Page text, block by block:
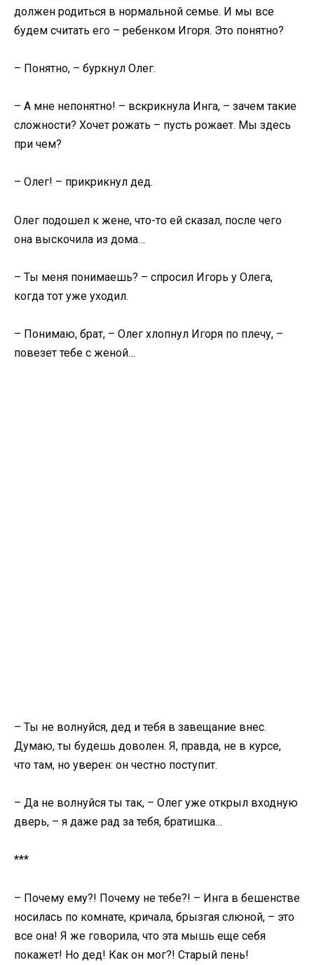
должен родиться в нормальной семье. И мы все
будем считать его – ребенком Игоря. Это понятно?
– Понятно, – буркнул Олег.
– А мне непонятно! – вскрикнула Инга, – зачем такие
сложности? Хочет рожать – пусть рожает. Мы здесь
при чем?
– Олег! – прикрикнул дед.
Олег подошел к жене, что-то ей сказал, после чего
она выскочила из дома…
– Ты меня понимаешь? – спросил Игорь у Олега,
когда тот уже уходил.
– Понимаю, брат, – Олег хлопнул Игоря по плечу, –
повезет тебе с женой…
– Ты не волнуйся, дед и тебя в завещание внес.
Думаю, ты будешь доволен. Я, правда, не в курсе,
что там, но уверен: он честно поступит.
– Да не волнуйся ты так, – Олег уже открыл входную
дверь, – я даже рад за тебя, братишка…
***
– Почему ему?! Почему не тебе?! – Инга в бешенстве
носилась по комнате, кричала, брызгая слюной, – это
все она! Я же говорила, что эта мышь еще себя
покажет! Но дед! Как он мог?! Старый пень!